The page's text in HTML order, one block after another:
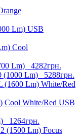
Lm) USB
Cool
Lm) 4282грн.
(1000 Lm) 5288грн.
(1600 Lm) White/Red
Cool White/Red USB
1264грн.
(1500 Lm) Focus